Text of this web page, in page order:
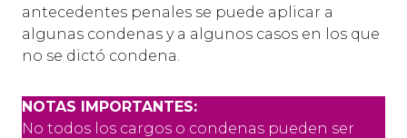
antecedentes penales se puede aplicar a
algunas condenas y a algunos casos en los que
no se dictó condena.
NOTAS IMPORTANTES:
No todos los cargos o condenas pueden ser